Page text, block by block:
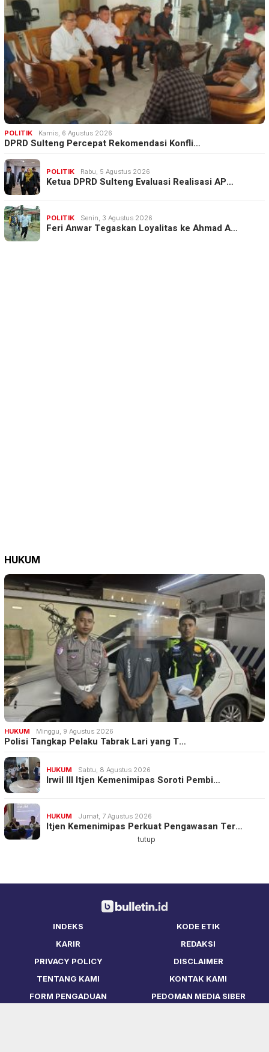
POLITIK Kamis, 6 Agustus 2026
DPRD Sulteng Percepat Rekomendasi Konfli…
POLITIK Rabu, 5 Agustus 2026
Ketua DPRD Sulteng Evaluasi Realisasi AP…
POLITIK Senin, 3 Agustus 2026
Feri Anwar Tegaskan Loyalitas ke Ahmad A…
HUKUM
HUKUM Minggu, 9 Agustus 2026
Polisi Tangkap Pelaku Tabrak Lari yang T…
HUKUM Sabtu, 8 Agustus 2026
Irwil III Itjen Kemenimipas Soroti Pembi…
HUKUM Jumat, 7 Agustus 2026
Itjen Kemenimipas Perkuat Pengawasan Ter…
INDEKS
KODE ETIK
KARIR
REDAKSI
PRIVACY POLICY
DISCLAIMER
TENTANG KAMI
KONTAK KAMI
FORM PENGADUAN
PEDOMAN MEDIA SIBER
tutup